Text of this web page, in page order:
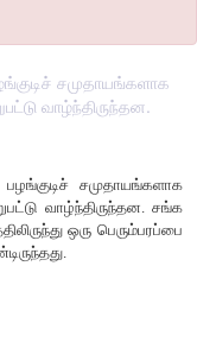
சமுதாயங்களாக
வாழ்ந்திருந்தன.